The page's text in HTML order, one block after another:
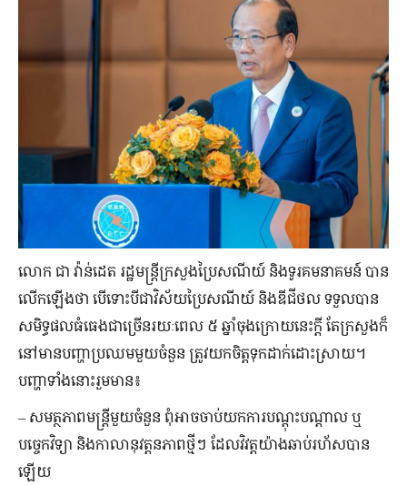
លោក ជា វ៉ាន់ដេត រដ្ឋមន្រ្តីក្រសួងប្រៃសណីយ៍ និង​ទូរគមនាគមន៍ បាន​
លើកឡើង​ថា បើ​ទោះបី​ជា​វិស័យ​ប្រៃសណីយ៍ និង​ឌីជីថល ទទួល​បាន​
សមិទ្ធផល​ធំធេង​ជាច្រើន​រយៈពេល ៥ ឆ្នាំ​ចុង​ក្រោយ​នេះ​ក្តី តែ​ក្រសួង​ក៏​
នៅ​មាន​បញ្ហា​ប្រឈម​មួយ​ចំនួន ត្រូវ​យក​ចិត្ត​ទុក​ដាក់​ដោះស្រាយ។
បញ្ហា​ទាំង​នោះ​រួមមាន៖
– សមត្ថភាព​មន្ត្រី​មួយ​ចំនួន ពុំ​អាច​ចាប់​យក​ការ​បណ្ដុះបណ្ដាល ឬ​
បច្ចេកវិទ្យា និង​កាលានុវត្តនភាព​ថ្មី​ៗ ដែល​វិវត្ត​យ៉ាង​ឆាប់រហ័ស​បាន​
ឡើយ